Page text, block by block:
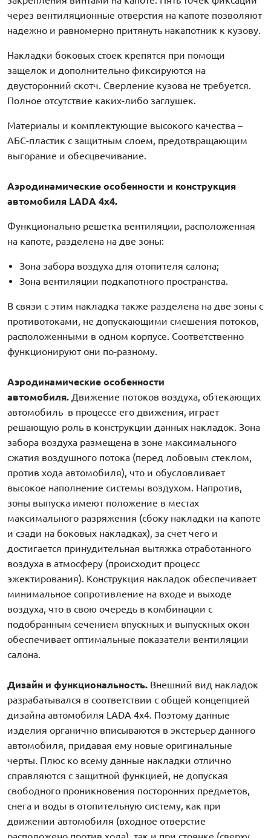
через вентиляционные отверстия на капоте позволяют
надежно и равномерно притянуть накапотник к кузову.
Накладки боковых стоек крепятся при помощи
защелок и дополнительно фиксируются на
двусторонний скотч. Сверление кузова не требуется.
Полное отсутствие каких-либо заглушек.
Материалы и комплектующие высокого качества –
АБС-пластик с защитным слоем, предотвращающим
выгорание и обесцвечивание.
Аэродинамические особенности и конструкция
автомобиля LADA 4x4.
Функционально решетка вентиляции, расположенная
на капоте, разделена на две зоны:
Зона забора воздуха для отопителя салона;
Зона вентиляции подкапотного пространства.
В связи с этим накладка также разделена на две зоны с
противотоками, не допускающими смешения потоков,
расположенными в одном корпусе. Соответственно
функционируют они по-разному.
Аэродинамические особенности
автомобиля. Движение потоков воздуха, обтекающих
автомобиль в процессе его движения, играет
решающую роль в конструкции данных накладок. Зона
забора воздуха размещена в зоне максимального
сжатия воздушного потока (перед лобовым стеклом,
против хода автомобиля), что и обусловливает
высокое наполнение системы воздухом. Напротив,
зоны выпуска имеют положение в местах
максимального разряжения (сбоку накладки на капоте
и сзади на боковых накладках), за счет чего и
достигается принудительная вытяжка отработанного
воздуха в атмосферу (происходит процесс
эжектирования). Конструкция накладок обеспечивает
минимальное сопротивление на входе и выходе
воздуха, что в свою очередь в комбинации с
подобранным сечением впускных и выпускных окон
обеспечивает оптимальные показатели вентиляции
салона.
Дизайн и функциональность. Внешний вид накладок
разрабатывался в соответствии с общей концепцией
дизайна автомобиля LADA 4x4. Поэтому данные
изделия органично вписываются в экстерьер данного
автомобиля, придавая ему новые оригинальные
черты. Плюс ко всему данные накладки отлично
справляются с защитной функцией, не допуская
свободного проникновения посторонних предметов,
снега и воды в отопительную систему, как при
движении автомобиля (входное отверстие